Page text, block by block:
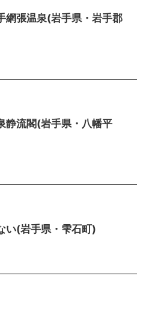
網張温泉(岩手県・岩手郡
静流閣(岩手県・八幡平
い(岩手県・雫石町)